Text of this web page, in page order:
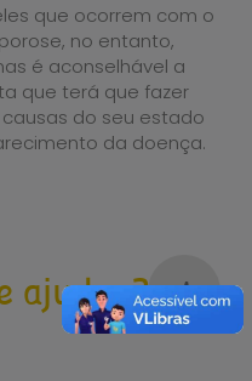
que ocorrem com o
no entanto,
é aconselhável a
que terá que fazer
do seu estado
da doença.
ajudou?